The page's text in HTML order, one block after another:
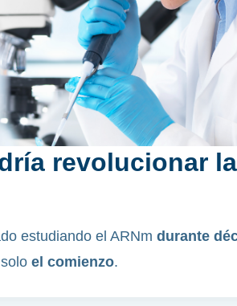
revolucionar la
estudiando el ARNm durante
el comienzo.